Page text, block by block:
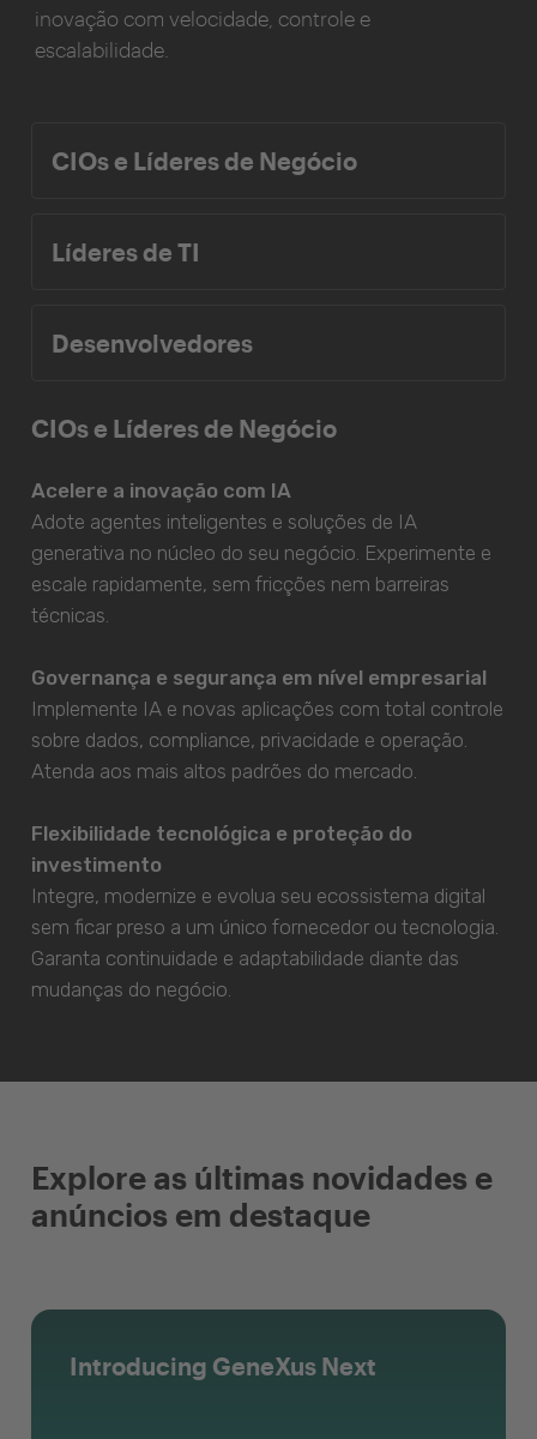
inovação com velocidade, controle e
escalabilidade.
CIOs e Líderes de Negócio
Líderes de TI
Desenvolvedores
CIOs e Líderes de Negócio
Acelere a inovação com IA
Adote agentes inteligentes e soluções de IA
generativa no núcleo do seu negócio. Experimente e
escale rapidamente, sem fricções nem barreiras
técnicas.
Governança e segurança em nível empresarial
Implemente IA e novas aplicações com total controle
sobre dados, compliance, privacidade e operação.
Atenda aos mais altos padrões do mercado.
Flexibilidade tecnológica e proteção do
investimento
Integre, modernize e evolua seu ecossistema digital
sem ficar preso a um único fornecedor ou tecnologia.
Garanta continuidade e adaptabilidade diante das
mudanças do negócio.
Explore as últimas novidades e
anúncios em destaque
Introducing GeneXus Next